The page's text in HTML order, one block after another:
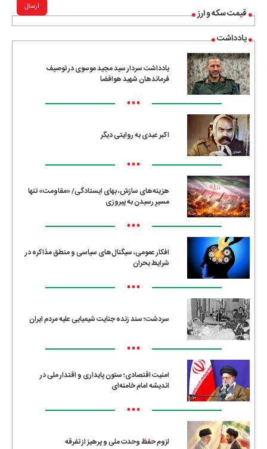
قیمت سکه و ارز
یادداشت
یادداشت سردار سید مجید موسوی در توصیف
فرماندهان شهید هوافضا
•••
اکبر عبدی به روایتی دیگر
•••
هزینه‌های سازش، بهای ایستادگی/ «مقاومت» تنها
مسیرِ رسیدن به پیروزی
•••
افکار عمومی، سیگنال‌های سیاسی و منطق مذاکره در
شرایط بحران
•••
سردشت؛ سند زنده جنایت شیمیایی علیه مردم ایران
•••
امنیت اقتصادی؛ ستون پایداری و اقتدار ملی در
اندیشه امام خامنه‌ای
•••
لزوم حفظ وحدت ملی و پرهیز از تفرقه
ارسال